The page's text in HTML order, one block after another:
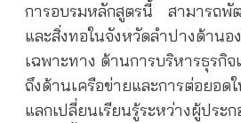
การอบรมหลักสูตรนี้ สามารถพั
และสิ่งทอในจังหวัดลำปางด้านอ
เฉพาะทาง ด้านการบริหารธุรกิ
ถึงด้านเครือข่ายและการต่อย
แลกเปลี่ยนเรียนรู้ระหว่างผู้ประ